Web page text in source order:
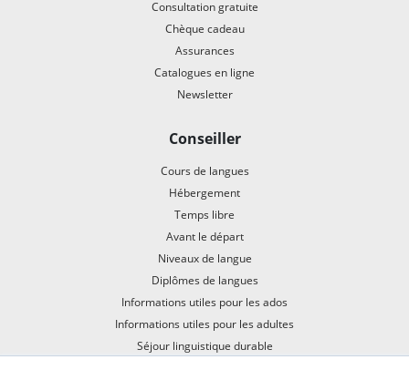
Consultation gratuite
Chèque cadeau
Assurances
Catalogues en ligne
Newsletter
Conseiller
Cours de langues
Hébergement
Temps libre
Avant le départ
Niveaux de langue
Diplômes de langues
Informations utiles pour les ados
Informations utiles pour les adultes
Séjour linguistique durable